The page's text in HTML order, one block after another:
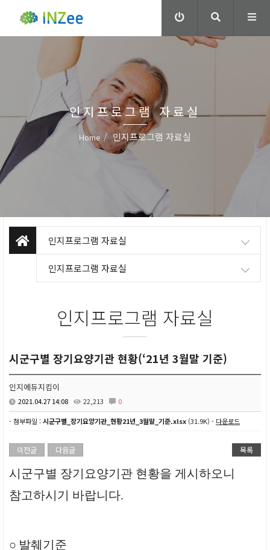
인지프로그램 자료실
Home 인지프로그램 자료실
인지프로그램 자료실
인지프로그램 자료실
인지프로그램 자료실
시군구별 장기요양기관 현황(‘21년 3월말 기준)
인지에듀지킴이
2021.04.27 14:08 22,213 0
- 첨부파일 :시군구별_장기요양기관_현황21년_3월말_기준.xlsx (31.9K) - 다운로드
이전글 다음글 목록
시군구별 장기요양기관 현황을 게시하오니
참고하시기 바랍니다.
○ 발췌기준